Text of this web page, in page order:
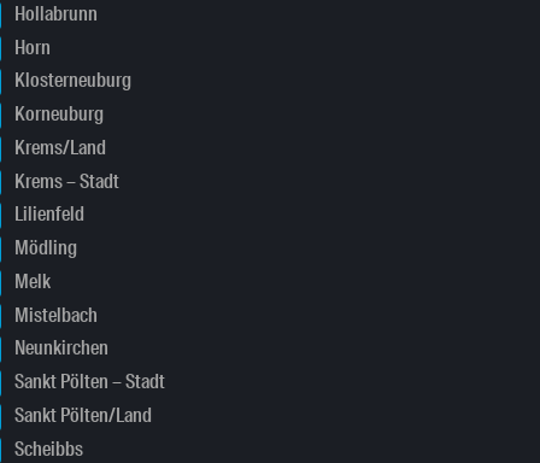
Hollabrunn
Horn
Klosterneuburg
Korneuburg
Krems/Land
Krems – Stadt
Lilienfeld
Mödling
Melk
Mistelbach
Neunkirchen
Sankt Pölten – Stadt
Sankt Pölten/Land
Scheibbs